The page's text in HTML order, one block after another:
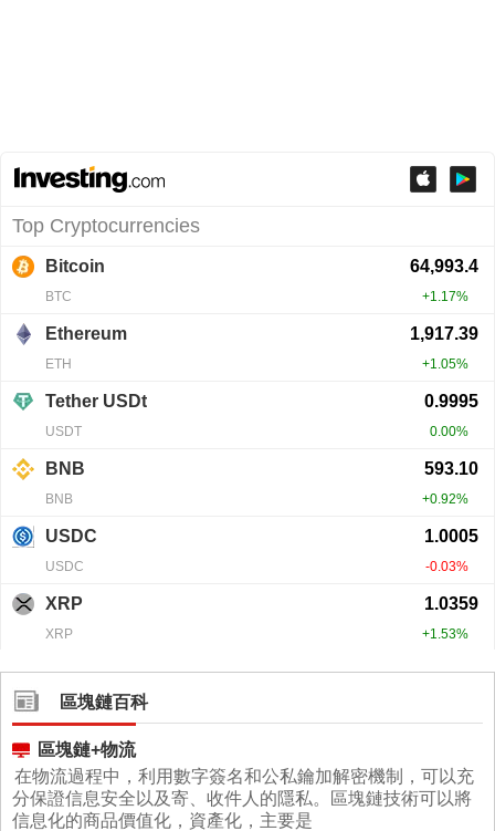
區塊鏈百科
區塊鏈+物流
在物流過程中，利用數字簽名和公私鑰加解密機制，可以充
分保證信息安全以及寄、收件人的隱私。區塊鏈技術可以將
信息化的商品價值化，資產化，主要是